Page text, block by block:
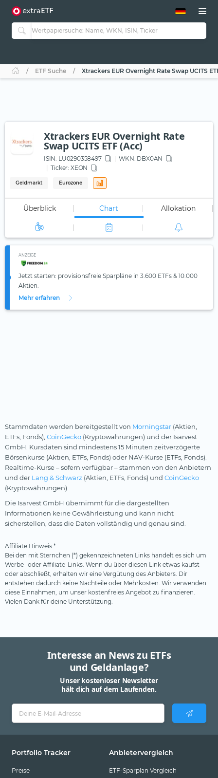
ETF-Guide 2.0
Guide Aktive ETFs
ETF-Sparpläne
ETF Suche Xtrackers EUR Overnight Rate Swap UCITS
Xtrackers EUR Overnight Rate
Swap UCITS ETF (Acc)
ISIN: LU0290358497 WKN: DBX0AN
Ticker: XEON
Geldmarkt Eurozone
Überblick Chart Allokation
ANZEIGE
Jetzt starten: provisionsfreie Sparpläne in 3.600 ETFs & 10.000
Aktien.
Mehr erfahren
Stammdaten werden bereitgestellt von Morningstar (Aktien,
ETFs, Fonds), CoinGecko (Kryptowährungen) und der Isarvest
GmbH. Kursdaten sind mindestens 15 Minuten zeitverzögerte
Börsenkurse (Aktien, ETFs, Fonds) oder NAV-Kurse (ETFs, Fonds).
Realtime-Kurse – sofern verfügbar – stammen von den Anbietern
und der Lang & Schwarz (Aktien, ETFs, Fonds) und CoinGecko
(Kryptowährungen).
Die Isarvest GmbH übernimmt für die dargestellten
Informationen keine Gewährleistung und kann nicht
sicherstellen, dass die Daten vollständig und genau sind.
Affiliate Hinweis *
Bei den mit Sternchen (*) gekennzeichneten Links handelt es sich um
Werbe- oder Affiliate-Links. Wenn du über diesen Link etwas kaufst
oder abschließt, erhalten wir eine Vergütung des Anbieters. Dir
entstehen dadurch keine Nachteile oder Mehrkosten. Wir verwenden
diese Einnahmen, um unser kostenfreies Angebot zu finanzieren.
Vielen Dank für deine Unterstützung.
Interesse an News zu ETFs
und Geldanlage?
Unser kostenloser Newsletter
hält dich auf dem Laufenden.
Portfolio Tracker
Preise
Anbietervergleich
ETF-Sparplan Vergleich